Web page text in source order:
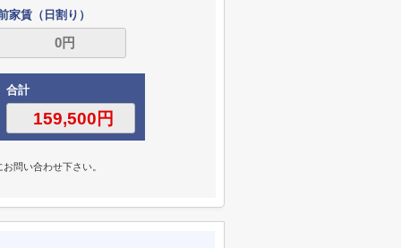
家賃（日割り）
合計
問い合わせ下さい。